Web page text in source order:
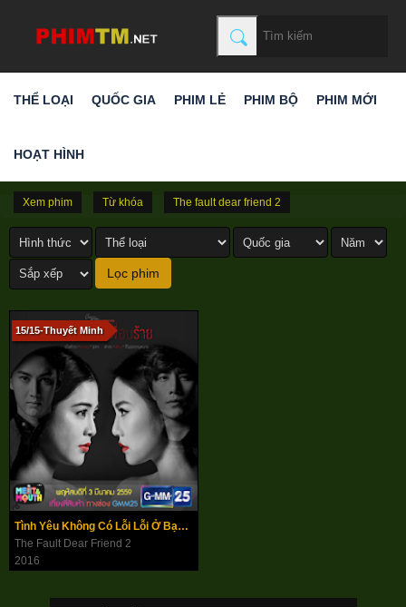
THỂ LOẠI QUỐC GIA PHIM LẺ PHIM BỘ PHIM MỚI
HOẠT HÌNH
Xem phim Từ khóa The fault dear friend 2
15/15-Thuyết Minh
Tình Yêu Không Có Lỗi Lỗi Ở Bạn Thân Phần 2
The Fault Dear Friend 2
2016